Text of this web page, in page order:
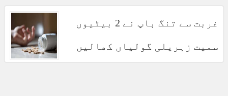
غربت سے تنگ باپ نے 2 بیٹیوں
سمیت زہریلی گولیاں کھالیں